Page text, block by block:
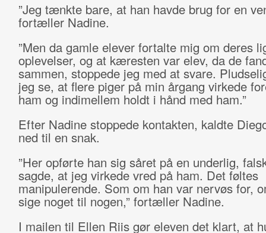
”Jeg tænkte bare, at han havde brug for en
fortæller Nadine.
”Men da gamle elever fortalte mig om deres
oplevelser, og at kæresten var elev, da de
sammen, stoppede jeg med at svare.
jeg se, at flere piger på min årgang virkede
ham og indimellem holdt i hånd med ham.”
Efter Nadine stoppede kontakten, kaldte
ned til en snak.
”Her opførte han sig såret på en underlig,
sagde, at jeg virkede vred på ham. Det føltes
manipulerende. Som om han var nervøs for,
sige noget til nogen,” fortæller Nadine.
I mailen til Ellen Riis gør eleven det klart, at